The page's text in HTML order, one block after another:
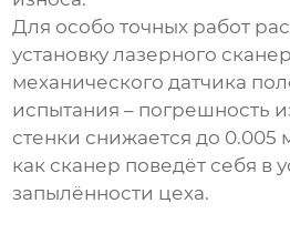
Для особо точных работ
установку лазерного
механического датчика
испытания – погрешность
стенки снижается до 0.005
как сканер поведёт себя в
запылённости цеха.